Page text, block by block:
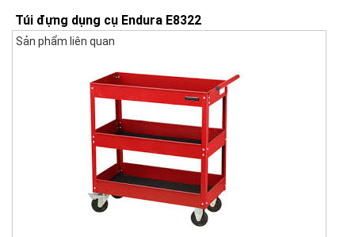
Túi đựng dụng cụ Endura E8322
Sản phẩm liên quan